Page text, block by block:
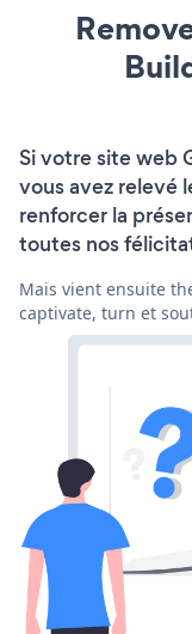
Si votre site web
vous avez relevé
renforcer la
toutes nos
Mais vient ensuite
captivate, turn et